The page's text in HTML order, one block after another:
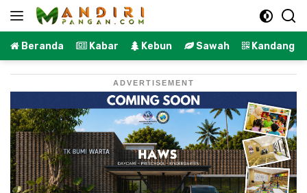
Langsung
Beranda Kabar Kebun Sawah Kandang
ADVERTISEMENT